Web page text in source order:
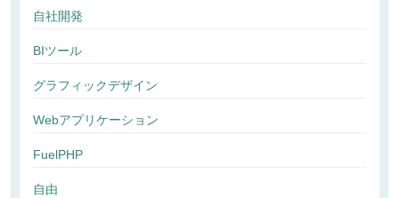
自社開発
BIツール
グラフィックデザイン
Webアプリケーション
FuelPHP
自由